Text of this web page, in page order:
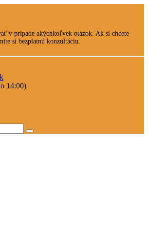
v prípade akýchkoľvek otázok. Ak si chcete
si bezplatnú konzultáciu.
14:00)